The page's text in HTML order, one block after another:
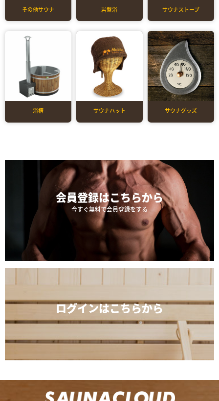
その他サウナ 岩盤浴 サウナストーブ
浴槽 サウナハット サウナグッズ
会員登録はこちらから
今すぐ無料で会員登録をする
ログインはこちらから